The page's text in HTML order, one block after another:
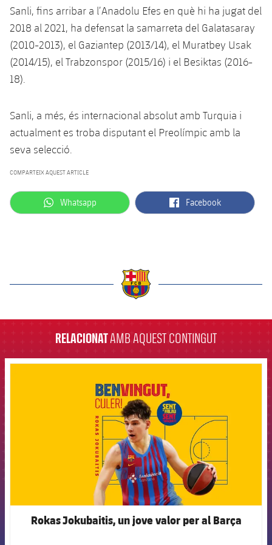
Sanli, fins arribar a l’Anadolu Efes en què hi ha jugat del
2018 al 2021, ha defensat la samarreta del Galatasaray
(2010-2013), el Gaziantep (2013/14), el Muratbey Usak
(2014/15), el Trabzonspor (2015/16) i el Besiktas (2016-
18).
Sanli, a més, és internacional absolut amb Turquia i
actualment es troba disputant el Preolímpic amb la
seva selecció.
COMPARTEIX AQUEST ARTICLE
label.aria.whatsapp
Whatsapp label.aria.facebook
Facebook
RELACIONATAMB AQUEST CONTINGUT
Rokas Jokubaitis, un jove valor per al Barça